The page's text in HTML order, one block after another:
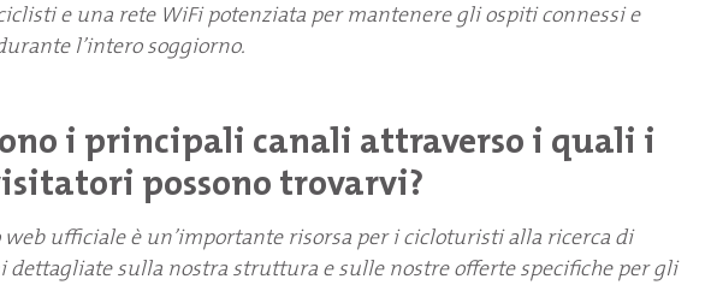
e una rete WiFi potenziata per mantenere gli ospiti connessi e
l’intero soggiorno.
i principali canali attraverso i quali i
possono trovarvi?
ufficiale è un’importante risorsa per i cicloturisti alla ricerca di
dettagliate sulla nostra struttura e sulle nostre offerte specifiche per gli